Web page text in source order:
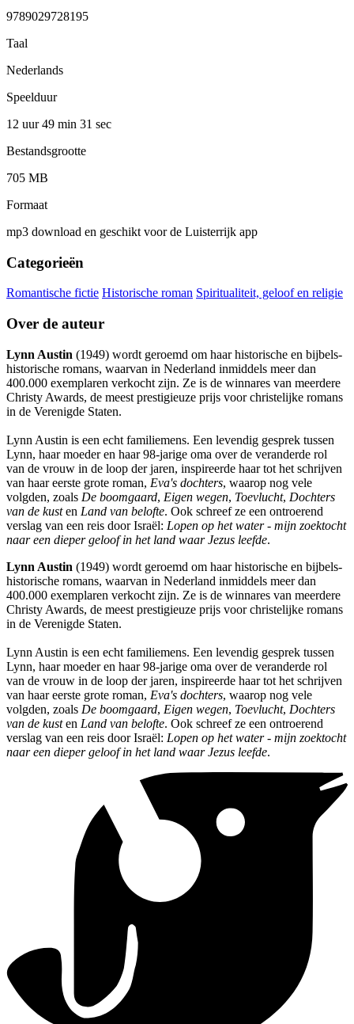
9789029728195
Taal
Nederlands
Speelduur
12 uur 49 min 31 sec
Bestandsgrootte
705 MB
Formaat
mp3 download en geschikt voor de Luisterrijk app
Categorieën
Romantische fictie Historische roman Spiritualiteit, geloof en religie
Over de auteur
Lynn Austin (1949) wordt geroemd om haar historische en bijbels-
historische romans, waarvan in Nederland inmiddels meer dan
400.000 exemplaren verkocht zijn. Ze is de winnares van meerdere
Christy Awards, de meest prestigieuze prijs voor christelijke romans
in de Verenigde Staten.
Lynn Austin is een echt familiemens. Een levendig gesprek tussen
Lynn, haar moeder en haar 98-jarige oma over de veranderde rol
van de vrouw in de loop der jaren, inspireerde haar tot het schrijven
van haar eerste grote roman, Eva's dochters, waarop nog vele
volgden, zoals De boomgaard, Eigen wegen, Toevlucht, Dochters
van de kusten Land van belofte. Ook schreef ze een ontroerend
verslag van een reis door Israël: Lopen op het water - mijn zoektocht
naar een dieper geloof in het land waar Jezus leefde.
Lynn Austin (1949) wordt geroemd om haar historische en bijbels-
historische romans, waarvan in Nederland inmiddels meer dan
400.000 exemplaren verkocht zijn. Ze is de winnares van meerdere
Christy Awards, de meest prestigieuze prijs voor christelijke romans
in de Verenigde Staten.
Lynn Austin is een echt familiemens. Een levendig gesprek tussen
Lynn, haar moeder en haar 98-jarige oma over de veranderde rol
van de vrouw in de loop der jaren, inspireerde haar tot het schrijven
van haar eerste grote roman, Eva's dochters, waarop nog vele
volgden, zoals De boomgaard, Eigen wegen, Toevlucht, Dochters
van de kusten Land van belofte. Ook schreef ze een ontroerend
verslag van een reis door Israël: Lopen op het water - mijn zoektocht
naar een dieper geloof in het land waar Jezus leefde.